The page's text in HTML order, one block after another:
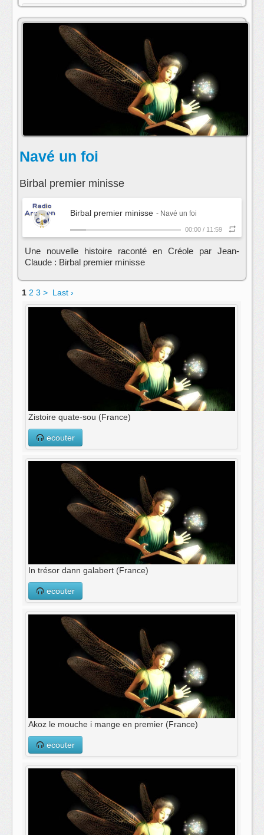
s'abonner au fil rss de cette emission:
Navé un foi
Birbal premier minisse
Birbal premier minisse - Navé un foi
00:00 / 11:59
Une nouvelle histoire raconté en Créole par Jean-
Claude : Birbal premier minisse
1 2 3 > Last ›
Zistoire quate-sou (France)
ecouter
In trésor dann galabert (France)
ecouter
Akoz le mouche i mange en premier (France)
ecouter